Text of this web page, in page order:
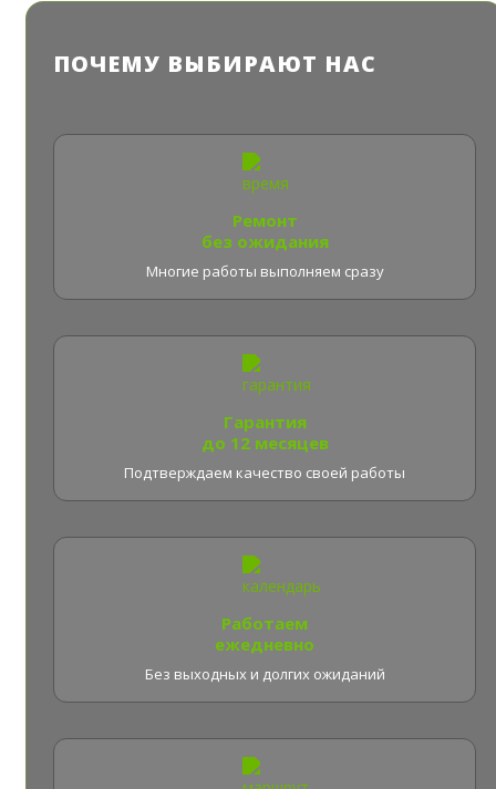
ПОЧЕМУ ВЫБИРАЮТ НАС
Ремонт
без ожидания
Многие работы выполняем сразу
Гарантия
до 12 месяцев
Подтверждаем качество своей работы
Работаем
ежедневно
Без выходных и долгих ожиданий